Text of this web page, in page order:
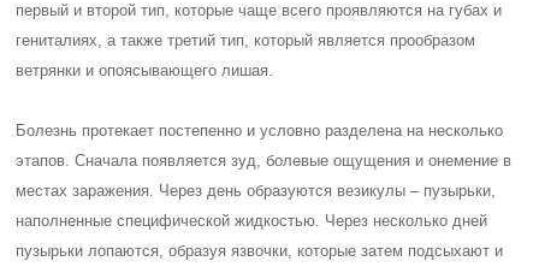
первый и второй тип, которые чаще всего проявляются на губах и
гениталиях, а также третий тип, который является прообразом
ветрянки и опоясывающего лишая.
Болезнь протекает постепенно и условно разделена на несколько
этапов. Сначала появляется зуд, болевые ощущения и онемение в
местах заражения. Через день образуются везикулы – пузырьки,
наполненные специфической жидкостью. Через несколько дней
пузырьки лопаются, образуя язвочки, которые затем подсыхают и